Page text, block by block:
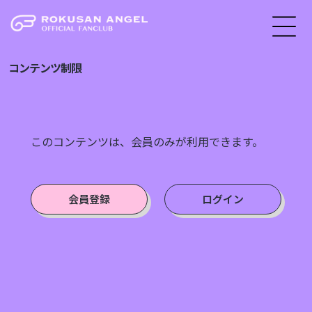
コンテンツ制限
このコンテンツは、会員のみが利用できます。
会員登録 ログイン